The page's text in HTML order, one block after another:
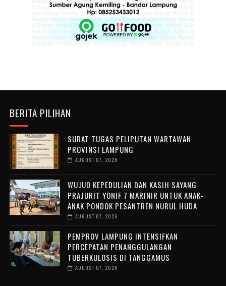
BERITA PILIHAN
SURAT TUGAS PELIPUTAN WARTAWAN
PROVINSI LAMPUNG
AUGUST 07, 2026
WUJUD KEPEDULIAN DAN KASIH SAYANG
PRAJURIT YONIF 7 MARINIR UNTUK ANAK-
ANAK PONDOK PESANTREN NURUL HUDA ‎
AUGUST 07, 2026
PEMPROV LAMPUNG INTENSIFKAN
PERCEPATAN PENANGGULANGAN
TUBERKULOSIS DI TANGGAMUS
AUGUST 07, 2026